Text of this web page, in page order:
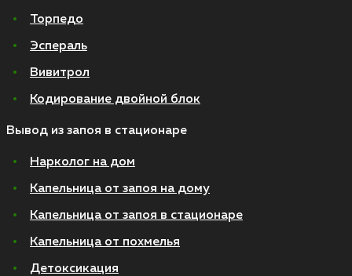
Торпедо
Эспераль
Вивитрол
Кодирование двойной блок
Вывод из запоя в стационаре
Нарколог на дом
Капельница от запоя на дому
Капельница от запоя в стационаре
Капельница от похмелья
Детоксикация